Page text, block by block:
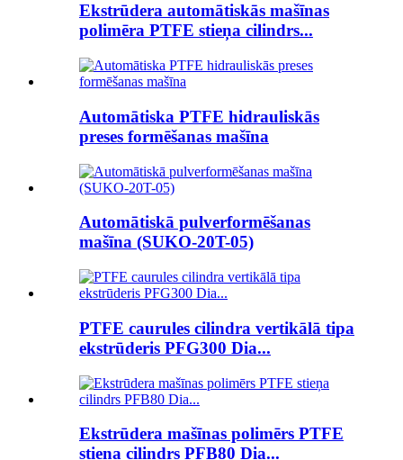
Ekstrūdera automātiskās mašīnas
polimēra PTFE stieņa cilindrs...
Automātiska PTFE hidrauliskās
preses formēšanas mašīna
Automātiskā pulverformēšanas
mašīna (SUKO-20T-05)
PTFE caurules cilindra vertikālā tipa
ekstrūderis PFG300 Dia...
Ekstrūdera mašīnas polimērs PTFE
stieņa cilindrs PFB80 Dia...